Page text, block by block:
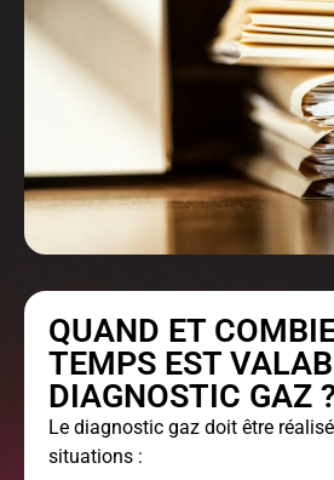
QUAND ET
TEMPS EST
DIAGNOSTIC GAZ
Le diagnostic gaz doit être
situations :